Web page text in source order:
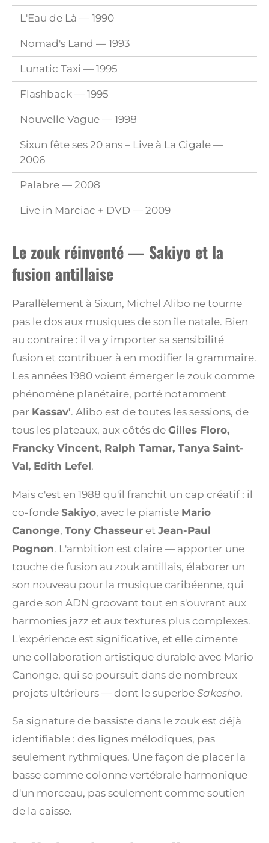
L'Eau de Là — 1990
Nomad's Land — 1993
Lunatic Taxi — 1995
Flashback — 1995
Nouvelle Vague — 1998
Sixun fête ses 20 ans – Live à La Cigale —
2006
Palabre — 2008
Live in Marciac + DVD — 2009
Le zouk réinventé — Sakiyo et la
fusion antillaise
Parallèlement à Sixun, Michel Alibo ne tourne
pas le dos aux musiques de son île natale. Bien
au contraire : il va y importer sa sensibilité
fusion et contribuer à en modifier la grammaire.
Les années 1980 voient émerger le zouk comme
phénomène planétaire, porté notamment
par Kassav'. Alibo est de toutes les sessions, de
tous les plateaux, aux côtés de Gilles Floro,
Francky Vincent, Ralph Tamar, Tanya Saint-
Val, Edith Lefel.
Mais c'est en 1988 qu'il franchit un cap créatif : il
co-fonde Sakiyo, avec le pianiste Mario
Canonge, Tony Chasseur et Jean-Paul
Pognon. L'ambition est claire — apporter une
touche de fusion au zouk antillais, élaborer un
son nouveau pour la musique caribéenne, qui
garde son ADN groovant tout en s'ouvrant aux
harmonies jazz et aux textures plus complexes.
L'expérience est significative, et elle cimente
une collaboration artistique durable avec Mario
Canonge, qui se poursuit dans de nombreux
projets ultérieurs — dont le superbe Sakesho.
Sa signature de bassiste dans le zouk est déjà
identifiable : des lignes mélodiques, pas
seulement rythmiques. Une façon de placer la
basse comme colonne vertébrale harmonique
d'un morceau, pas seulement comme soutien
de la caisse.